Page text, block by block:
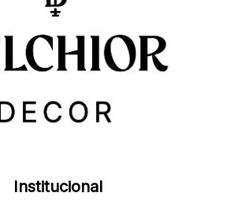
Institucional